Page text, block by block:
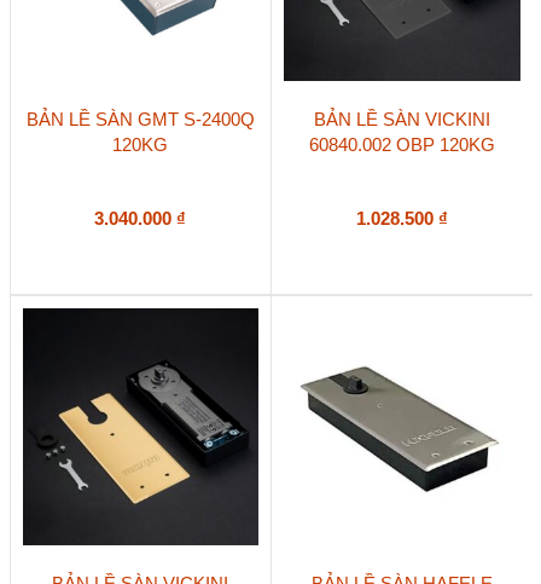
BẢN LỀ SÀN GMT S-2400Q
120KG
3.040.000 ₫
BẢN LỀ SÀN VICKINI
60840.002 OBP 120KG
1.028.500 ₫